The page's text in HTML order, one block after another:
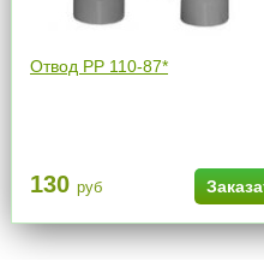
Отвод РР 110-87*
130 руб